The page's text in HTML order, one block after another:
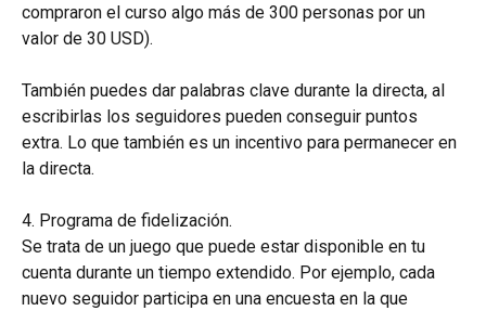
compraron el curso algo más de 300 personas por un
valor de 30 USD).
También puedes dar palabras clave durante la directa, al
escribirlas los seguidores pueden conseguir puntos
extra. Lo que también es un incentivo para permanecer en
la directa.
4. Programa de fidelización.
Se trata de un juego que puede estar disponible en tu
cuenta durante un tiempo extendido. Por ejemplo, cada
nuevo seguidor participa en una encuesta en la que